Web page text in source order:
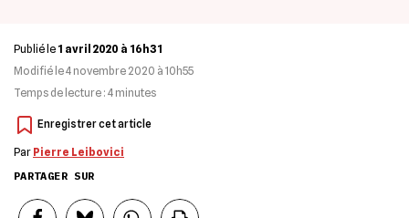
Publié le 1 avril 2020 à 16h31
Modifié le4 novembre 2020 à 10h55
Temps de lecture : 4 minutes
Par Pierre Leibovici
PARTAGER SUR